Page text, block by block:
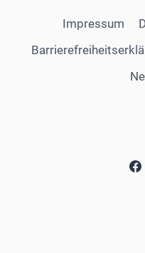
Impressum